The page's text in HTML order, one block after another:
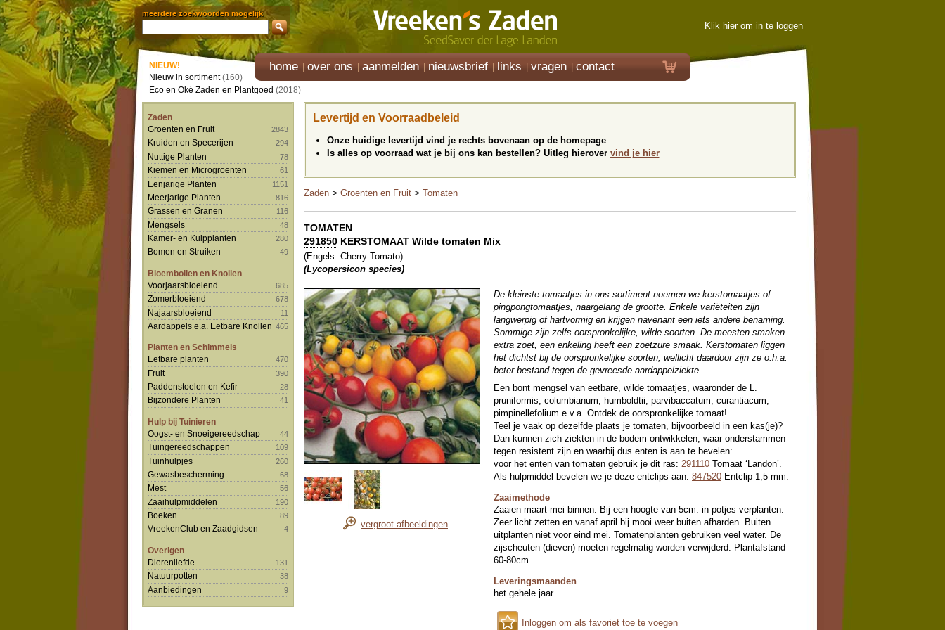
meerdere zoekwoorden mogelijk
Klik hier om in te loggen
home over ons aanmelden nieuwsbrief links vragen contact
NIEUW!
Nieuw in sortiment(160)
Eco en Oké Zaden en Plantgoed (2018)
Zaden
Groenten en Fruit
2843
Kruiden en Specerijen 294
Nuttige Planten 78
Kiemen en Microgroenten 61
Eenjarige Planten 1151
Meerjarige Planten 816
Grassen en Granen 116
Mengsels 48
Kamer- en Kuipplanten 280
Bomen en Struiken 49
Bloembollen en Knollen
Voorjaarsbloeiend
685
Zomerbloeiend 678
Najaarsbloeiend 11
Aardappels e.a. Eetbare Knollen 465
Planten en Schimmels
Eetbare planten
470
Fruit 390
Paddenstoelen en Kefir 28
Bijzondere Planten 41
Hulp bij Tuinieren
Oogst- en Snoeigereedschap
44
Tuingereedschappen 109
Tuinhulpjes 260
Gewasbescherming 68
Mest 56
Zaaihulpmiddelen 190
Boeken 89
VreekenClub en Zaadgidsen 4
Overigen
Dierenliefde
131
Natuurpotten 38
Aanbiedingen 9
Levertijd en Voorraadbeleid
Onze huidige levertijd vind je rechts bovenaan op de homepage
Is alles op voorraad wat je bij ons kan bestellen? Uitleg hierover vind je hier
Zaden > Groenten en Fruit > Tomaten
TOMATEN
291850 KERSTOMAAT Wilde tomaten Mix
(Engels: Cherry Tomato)
(Lycopersicon species)
vergroot afbeeldingen
De kleinste tomaatjes in ons sortiment noemen we kerstomaatjes of
pingpongtomaatjes, naargelang de grootte. Enkele variëteiten zijn
langwerpig of hartvormig en krijgen navenant een iets andere benaming.
Sommige zijn zelfs oorspronkelijke, wilde soorten. De meesten smaken
extra zoet, een enkeling heeft een zoetzure smaak. Kerstomaten liggen
het dichtst bij de oorspronkelijke soorten, wellicht daardoor zijn ze o.h.a.
beter bestand tegen de gevreesde aardappelziekte.
Een bont mengsel van eetbare, wilde tomaatjes, waaronder de L.
pruniformis, columbianum, humboldtii, parvibaccatum, curantiacum,
pimpinellefolium e.v.a. Ontdek de oorspronkelijke tomaat!
Teel je vaak op dezelfde plaats je tomaten, bijvoorbeeld in een kas(je)?
Dan kunnen zich ziekten in de bodem ontwikkelen, waar onderstammen
tegen resistent zijn en waarbij dus enten is aan te bevelen:
voor het enten van tomaten gebruik je dit ras: 291110 Tomaat ‘Landon’.
Als hulpmiddel bevelen we je deze entclips aan: 847520 Entclip 1,5 mm.
Zaaimethode
Zaaien maart-mei binnen. Bij een hoogte van 5cm. in potjes verplanten.
Zeer licht zetten en vanaf april bij mooi weer buiten afharden. Buiten
uitplanten niet voor eind mei. Tomatenplanten gebruiken veel water. De
zijscheuten (dieven) moeten regelmatig worden verwijderd. Plantafstand
60-80cm.
Leveringsmaanden
het gehele jaar
Inloggen om als favoriet toe te voegen